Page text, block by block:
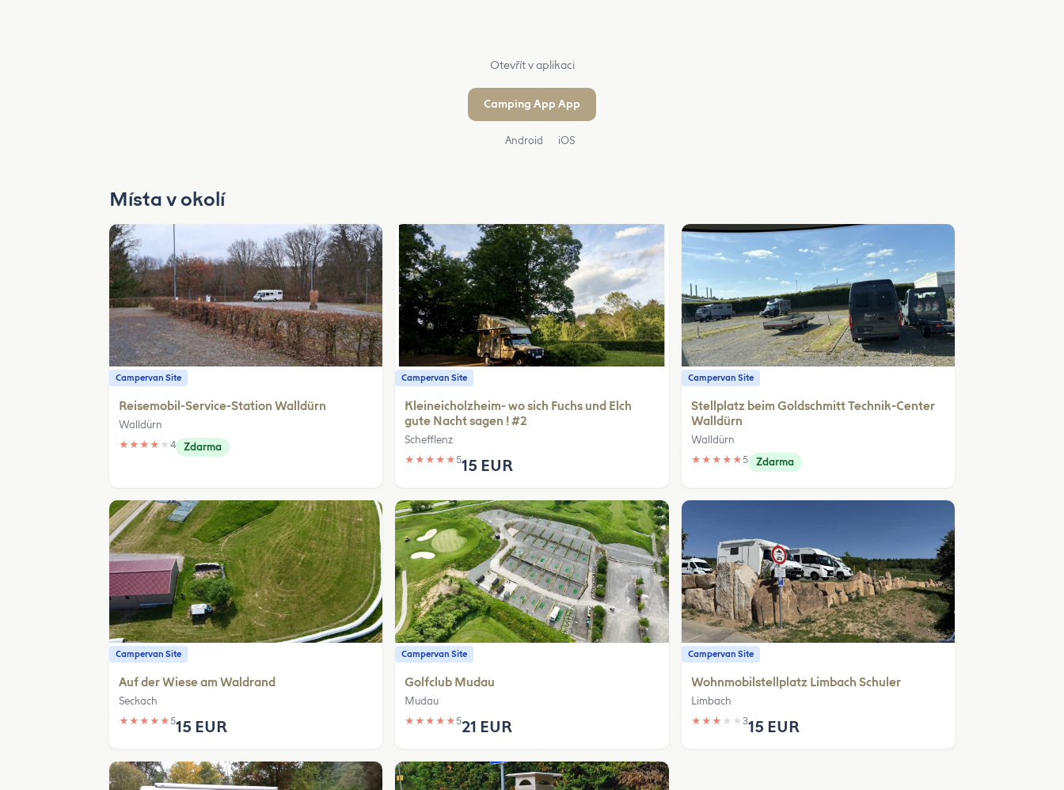
Otevřít v aplikaci
Camping App App
Android iOS
Místa v okolí
Campervan Site
Reisemobil-Service-Station Walldürn
Walldürn
★ ★ ★ ★ ★ 4 Zdarma
Campervan Site
Kleineicholzheim- wo sich Fuchs und Elch
gute Nacht sagen ! #2
Schefflenz
★ ★ ★ ★ ★515 EUR
Campervan Site
Stellplatz beim Goldschmitt Technik-Center
Walldürn
Walldürn
★ ★ ★ ★ ★5 Zdarma
Campervan Site
Auf der Wiese am Waldrand
Seckach
★ ★ ★ ★ ★515 EUR
Campervan Site
Golfclub Mudau
Mudau
★ ★ ★ ★ ★521 EUR
Campervan Site
Wohnmobilstellplatz Limbach Schuler
Limbach
★ ★ ★ ★ ★ 315 EUR